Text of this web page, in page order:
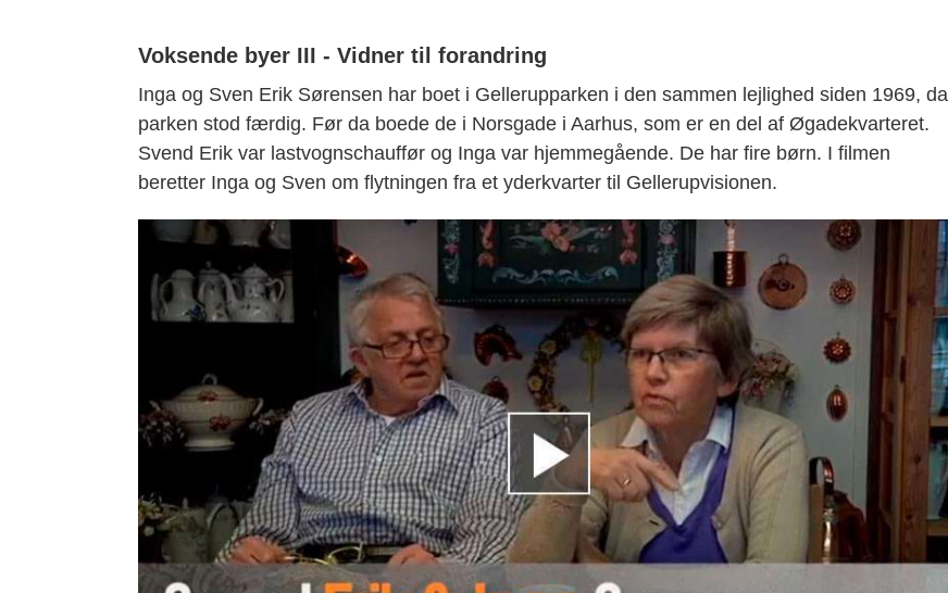
Voksende byer III - Vidner til forandring
Inga og Sven Erik Sørensen har boet i Gellerupparken i den sammen lejlighed siden 1969, da
parken stod færdig. Før da boede de i Norsgade i Aarhus, som er en del af Øgadekvarteret.
Svend Erik var lastvognschauffør og Inga var hjemmegående. De har fire børn. I filmen
beretter Inga og Sven om flytningen fra et yderkvarter til Gellerupvisionen.